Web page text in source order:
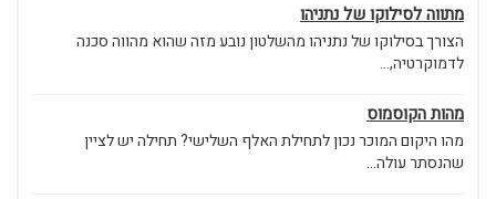
מתווה לסילוקו של נתניהו
הצורך בסילוקו של נתניהו מהשלטון נובע מזה שהוא מהווה סכנה
לדמוקרטיה,...
מהות הקוסמוס
מהו היקום המוכר נכון לתחילת האלף השלישי? תחילה יש לציין
שהנסתר עולה...